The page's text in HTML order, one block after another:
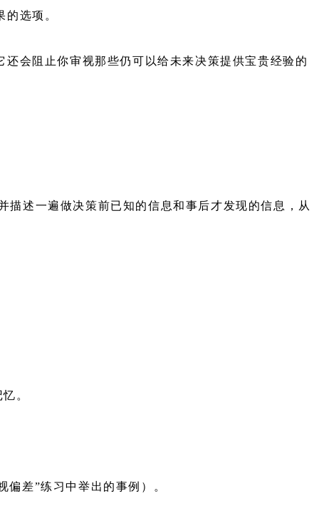
选项。
会阻止你审视那些仍可以给未来决策提供宝贵经验的
述一遍做决策前已知的信息和事后才发现的信息，从
。
差”练习中举出的事例）。